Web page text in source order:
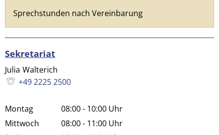
Sprechstunden nach Vereinbarung
Sekretariat
Julia Walterich
+49 2225 2500
Montag 08:00- 10:00 Uhr
Von 08:00 bis 10:00 Uhr
Mittwoch 08:00- 11:00 Uhr